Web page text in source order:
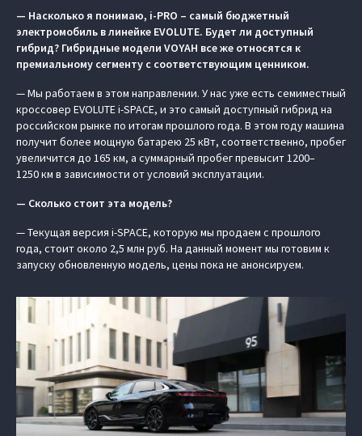
— Насколько я понимаю, i-PRO – самый бюджетный
электромобиль в линейке EVOLUTE. Будет ли доступный
гибрид? Гибридные модели VOYAH все же относятся к
премиальному сегменту с соответствующим ценником.
— Мы работаем в этом направлении. У нас уже есть семиместный
кроссовер EVOLUTE i-SPACE, и это самый доступный гибрид на
российском рынке по итогам прошлого года. В этом году машина
получит более мощную батарею 25 кВт, соответственно, пробег
увеличится до 165 км, а суммарный пробег превысит 1200–
1250 км в зависимости от условий эксплуатации.
— Сколько стоит эта модель?
— Текущая версия i-SPACE, которую мы продаем с прошлого
года, стоит около 2,5 млн руб. На данный момент мы готовим к
запуску обновленную модель, цены пока не анонсируем.